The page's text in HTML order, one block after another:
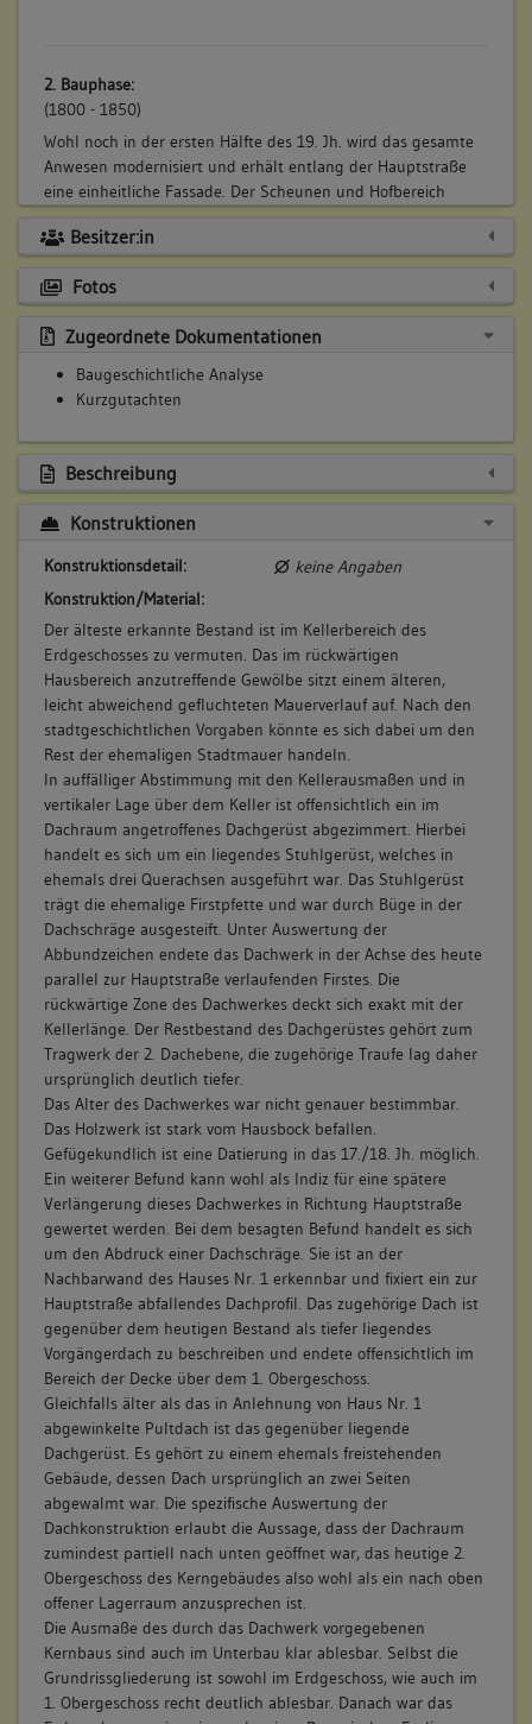
2. Bauphase:
(1800 - 1850)
Wohl noch in der ersten Hälfte des 19. Jh. wird das gesamte
Anwesen modernisiert und erhält entlang der Hauptstraße
eine einheitliche Fassade. Der Scheunen und Hofbereich
verschwindet hinter einer dreigeschossigen Massivwand mit
Hofeinfahrt, wobei der ursprüngliche Hofbereich das zentrale
Treppenhaus aufnimmt. Auch der Kernbau erfährt einen
Umbau. Die ehemaligen Fachwerkwände des 1. und 2.
Obergeschosses werden entlang der Straße massiv ersetzt
und runden so das einheitliche Bild ab. Unter Belassung der
alten Dachwerke erhält der Gesamtpkomplex eine
einheitliche Dachfläche.
Erdgeschoss
Obergeschoss(e)
Dachgeschoss(e)
3. Bauphase:
(1900 - 1999)
Im Verlauf des 20. Jh. ist das Gebäude in 4 Wohneinheiten
unterteilt.
Betroffene Gebäudeteile:
Ausstattung
Besitzer:in
Fotos
Zugeordnete Dokumentationen
Baugeschichtliche Analyse
Kurzgutachten
Beschreibung
Konstruktionen
Konstruktionsdetail:
keine Angaben
Konstruktion/Material:
Der älteste erkannte Bestand ist im Kellerbereich des
Erdgeschosses zu vermuten. Das im rückwärtigen
Hausbereich anzutreffende Gewölbe sitzt einem älteren,
leicht abweichend gefluchteten Mauerverlauf auf. Nach den
stadtgeschichtlichen Vorgaben könnte es sich dabei um den
Rest der ehemaligen Stadtmauer handeln.
In auffälliger Abstimmung mit den Kellerausmaßen und in
vertikaler Lage über dem Keller ist offensichtlich ein im
Dachraum angetroffenes Dachgerüst abgezimmert. Hierbei
handelt es sich um ein liegendes Stuhlgerüst, welches in
ehemals drei Querachsen ausgeführt war. Das Stuhlgerüst
trägt die ehemalige Firstpfette und war durch Büge in der
Dachschräge ausgesteift. Unter Auswertung der
Abbundzeichen endete das Dachwerk in der Achse des heute
parallel zur Hauptstraße verlaufenden Firstes. Die
rückwärtige Zone des Dachwerkes deckt sich exakt mit der
Kellerlänge. Der Restbestand des Dachgerüstes gehört zum
Tragwerk der 2. Dachebene, die zugehörige Traufe lag daher
ursprünglich deutlich tiefer.
Das Alter des Dachwerkes war nicht genauer bestimmbar.
Das Holzwerk ist stark vom Hausbock befallen.
Gefügekundlich ist eine Datierung in das 17./18. Jh. möglich.
Ein weiterer Befund kann wohl als Indiz für eine spätere
Verlängerung dieses Dachwerkes in Richtung Hauptstraße
gewertet werden. Bei dem besagten Befund handelt es sich
um den Abdruck einer Dachschräge. Sie ist an der
Nachbarwand des Hauses Nr. 1 erkennbar und fixiert ein zur
Hauptstraße abfallendes Dachprofil. Das zugehörige Dach ist
gegenüber dem heutigen Bestand als tiefer liegendes
Vorgängerdach zu beschreiben und endete offensichtlich im
Bereich der Decke über dem 1. Obergeschoss.
Gleichfalls älter als das in Anlehnung von Haus Nr. 1
abgewinkelte Pultdach ist das gegenüber liegende
Dachgerüst. Es gehört zu einem ehemals freistehenden
Gebäude, dessen Dach ursprünglich an zwei Seiten
abgewalmt war. Die spezifische Auswertung der
Dachkonstruktion erlaubt die Aussage, dass der Dachraum
zumindest partiell nach unten geöffnet war, das heutige 2.
Obergeschoss des Kerngebäudes also wohl als ein nach oben
offener Lagerraum anzusprechen ist.
Die Ausmaße des durch das Dachwerk vorgegebenen
Kernbaus sind auch im Unterbau klar ablesbar. Selbst die
Grundrissgliederung ist sowohl im Erdgeschoss, wie auch im
1. Obergeschoss recht deutlich ablesbar. Danach war das